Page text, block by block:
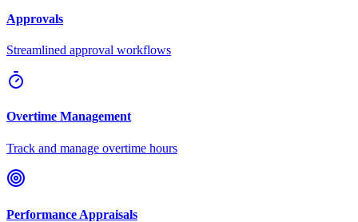
Approvals
Streamlined approval workflows
Overtime Management
Track and manage overtime hours
Performance Appraisals